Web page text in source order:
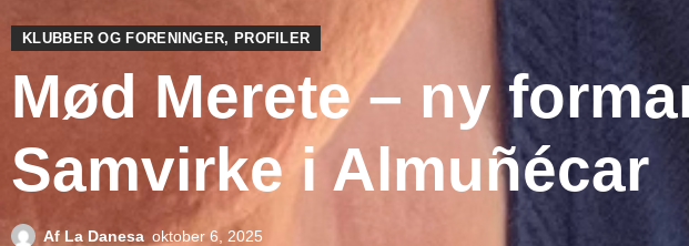
KLUBBER OG FORENINGER, PROFILER
Mød Merete – ny
Samvirke i Almuñécar
AfLa Danesa oktober 6, 2025